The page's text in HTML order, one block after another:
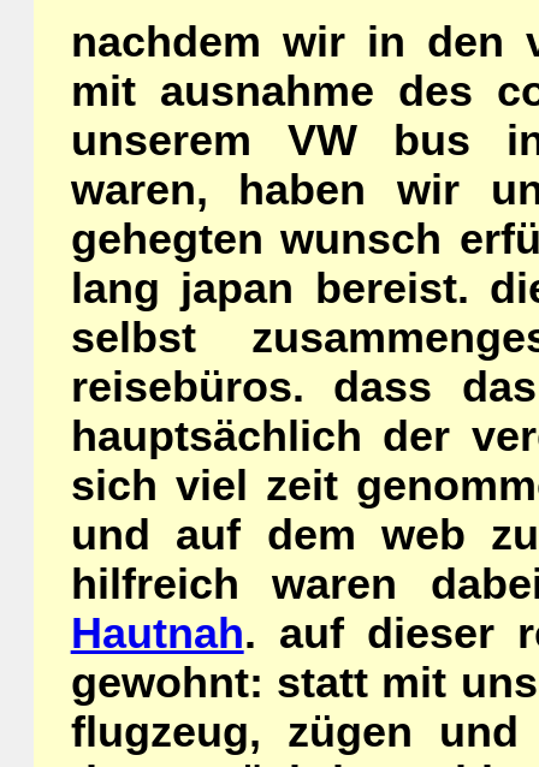
nachdem wir in den
mit ausnahme des
unserem VW bus
waren, haben wir
gehegten wunsch
lang japan bereist.
selbst
reisebüros. dass
hauptsächlich der
sich viel zeit
und auf dem web
hilfreich waren
Hautnah. auf dieser
gewohnt: statt mit
flugzeug, zügen